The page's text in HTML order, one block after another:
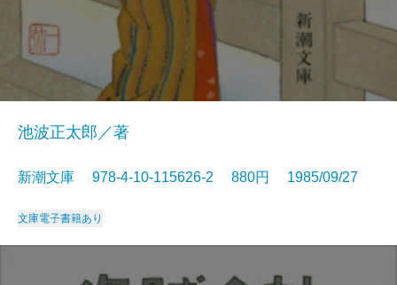
池波正太郎／著
新潮文庫 978-4-10-115626-2 880円 1985/09/27
文庫電子書籍あり